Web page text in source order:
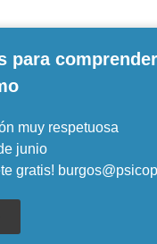
para comprender
muy respetuosa
junio
gratis!